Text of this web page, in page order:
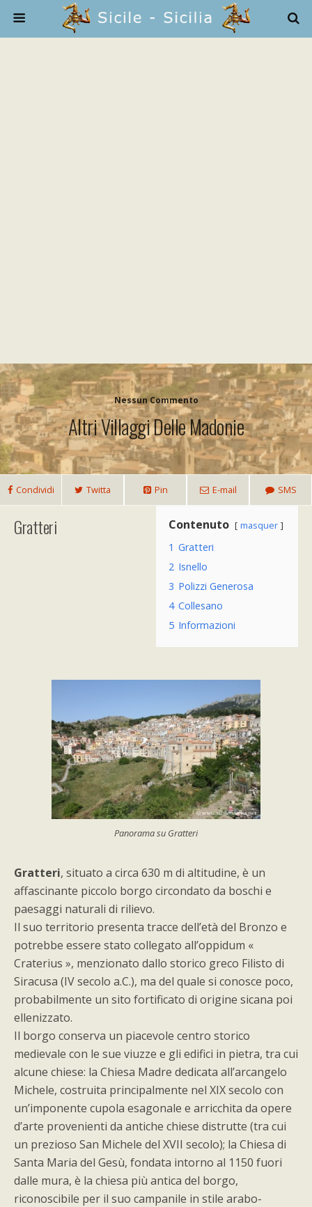
Nessun Commento
Altri Villaggi Delle Madonie
Condividi Twitta Pin E-mail SMS
Contenuto masquer
1 Gratteri
2 Isnello
3 Polizzi Generosa
4 Collesano
5 Informazioni
Gratteri
Panorama su Gratteri
Gratteri, situato a circa 630 m di altitudine, è un
affascinante piccolo borgo circondato da boschi e
paesaggi naturali di rilievo.
Il suo territorio presenta tracce dell’età del Bronzo e
potrebbe essere stato collegato all’oppidum «
Craterius », menzionato dallo storico greco Filisto di
Siracusa (IV secolo a.C.), ma del quale si conosce poco,
probabilmente un sito fortificato di origine sicana poi
ellenizzato.
Il borgo conserva un piacevole centro storico
medievale con le sue viuzze e gli edifici in pietra, tra cui
alcune chiese: la Chiesa Madre dedicata all’arcangelo
Michele, costruita principalmente nel XIX secolo con
un’imponente cupola esagonale e arricchita da opere
d’arte provenienti da antiche chiese distrutte (tra cui
un prezioso San Michele del XVII secolo); la Chiesa di
Santa Maria del Gesù, fondata intorno al 1150 fuori
dalle mura, è la chiesa più antica del borgo,
riconoscibile per il suo campanile in stile arabo-